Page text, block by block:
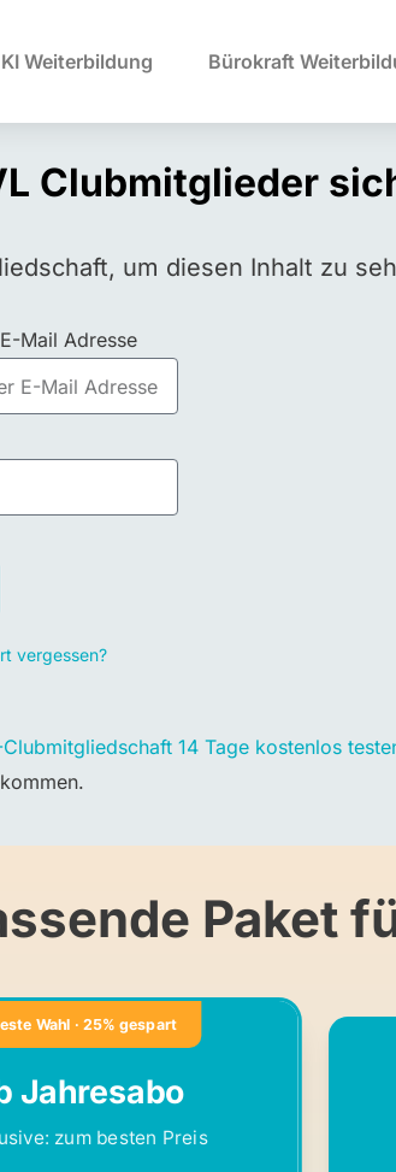
KI Weiterbildung Bürokraft
Clubmitglieder
um diesen Inhalt zu
Mail Adresse
vergessen?
Clubmitgliedschaft 14 Tage kostenlos
Paket
Wahl · 25% gespart
Jahresabo
zum besten Preis